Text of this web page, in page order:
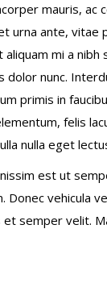
mauris, ac
urna ante, vitae
aliquam mi a
dolor nunc.
primis in
felis
nulla eget
est ut
Donec vehicula
et semper velit.